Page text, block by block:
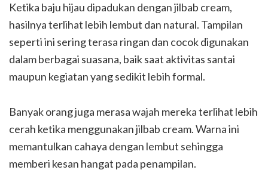
Ketika baju hijau dipadukan dengan jilbab cream,
hasilnya terlihat lebih lembut dan natural. Tampilan
seperti ini sering terasa ringan dan cocok digunakan
dalam berbagai suasana, baik saat aktivitas santai
maupun kegiatan yang sedikit lebih formal.
Banyak orang juga merasa wajah mereka terlihat lebih
cerah ketika menggunakan jilbab cream. Warna ini
memantulkan cahaya dengan lembut sehingga
memberi kesan hangat pada penampilan.